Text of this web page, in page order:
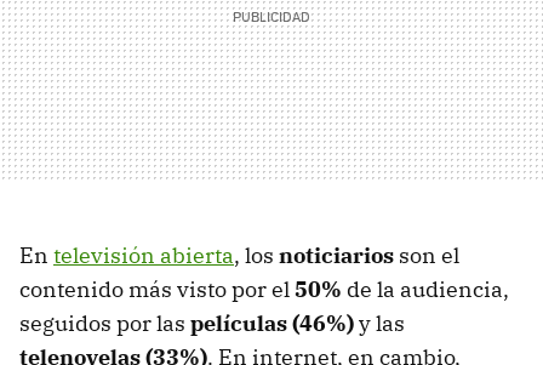
En televisión abierta, los noticiarios son el
contenido más visto por el50% de la audiencia,
seguidos por las películas (46%)y las
telenovelas (33%). En internet, en cambio,